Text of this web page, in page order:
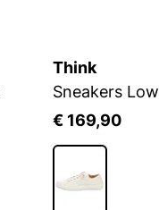
Think
Sneakers
€ 169,90